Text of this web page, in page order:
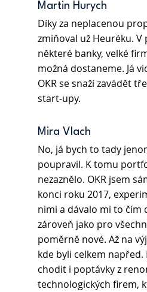
Martin Hurych
Díky za neplacenou
zmiňoval už Heuréku.
některé banky, velké
možná dostaneme. Já
OKR se snaží zavádět
start-upy.
Mira Vlach
No, já bych to tady
poupravil. K tomu
nezaznělo. OKR jsem
konci roku 2017,
nimi a dávalo mi to čím
zároveň jako pro
poměrně nové. Až na
kde byli celkem napřed.
chodit i poptávky z
technologických firem,